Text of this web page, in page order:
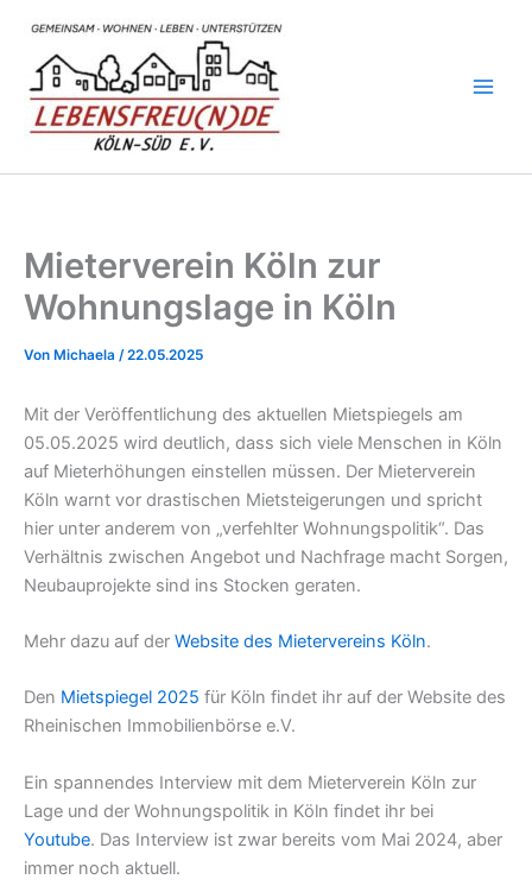
springen
Mieterverein Köln zur
Wohnungslage in Köln
Von Michaela /22.05.2025
Mit der Veröffentlichung des aktuellen Mietspiegels am
05.05.2025 wird deutlich, dass sich viele Menschen in Köln
auf Mieterhöhungen einstellen müssen. Der Mieterverein
Köln warnt vor drastischen Mietsteigerungen und spricht
hier unter anderem von „verfehlter Wohnungspolitik“. Das
Verhältnis zwischen Angebot und Nachfrage macht Sorgen,
Neubauprojekte sind ins Stocken geraten.
Mehr dazu auf der Website des Mietervereins Köln.
Den Mietspiegel 2025 für Köln findet ihr auf der Website des
Rheinischen Immobilienbörse e.V.
Ein spannendes Interview mit dem Mieterverein Köln zur
Lage und der Wohnungspolitik in Köln findet ihr bei
Youtube. Das Interview ist zwar bereits vom Mai 2024, aber
immer noch aktuell.